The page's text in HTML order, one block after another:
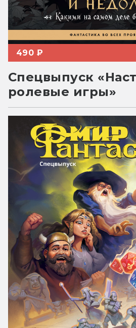
490 ₽
Спецвыпуск
ролевые игры»